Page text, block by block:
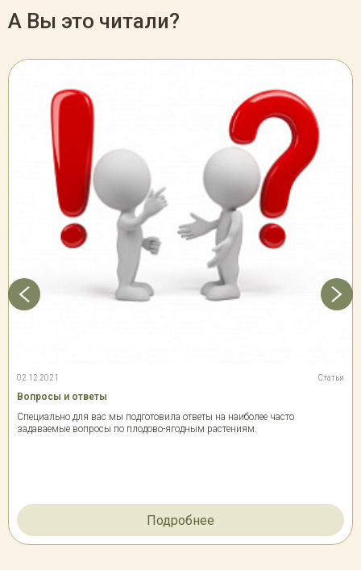
А Вы это читали?
02.12.2021 Статьи
Вопросы и ответы
Специально для вас мы подготовила ответы на наиболее часто
задаваемые вопросы по плодово-ягодным растениям.
Подробнее